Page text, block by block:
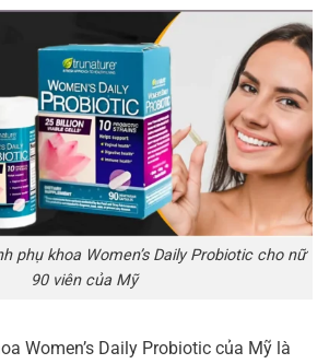
phụ khoa Women’s Daily Probiotic cho nữ
90 viên của Mỹ
Women’s Daily Probiotic của Mỹ là